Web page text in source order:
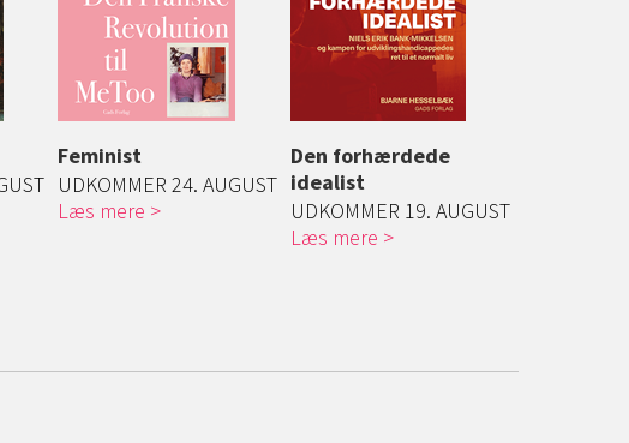
Feminist
UDKOMMER 24. AUGUST
Læs mere
Den forhærdede
idealist
UDKOMMER 19. AUGUST
Læs mere